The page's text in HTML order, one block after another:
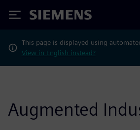
Siemens
This page is displayed using
View in English instead?
Augmented